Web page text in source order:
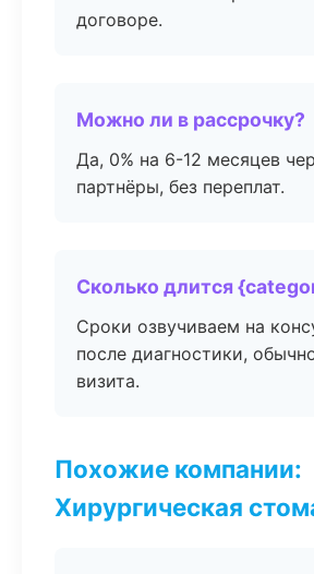
договоре.
Можно ли в рассрочку?
Да, 0% на 6-12 месяцев
партнёры, без переплат.
Сколько длится
Сроки озвучиваем на
после диагностики,
визита.
Похожие компании:
Хирургическая